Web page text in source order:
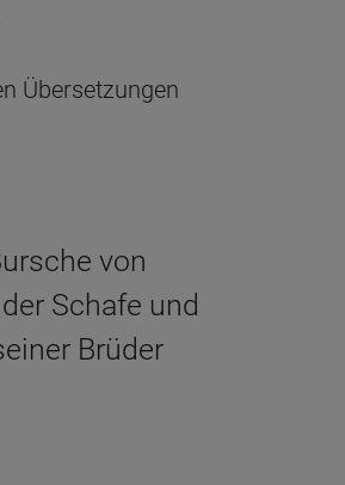
Übersetzungen
von
Schafe und
Brüder